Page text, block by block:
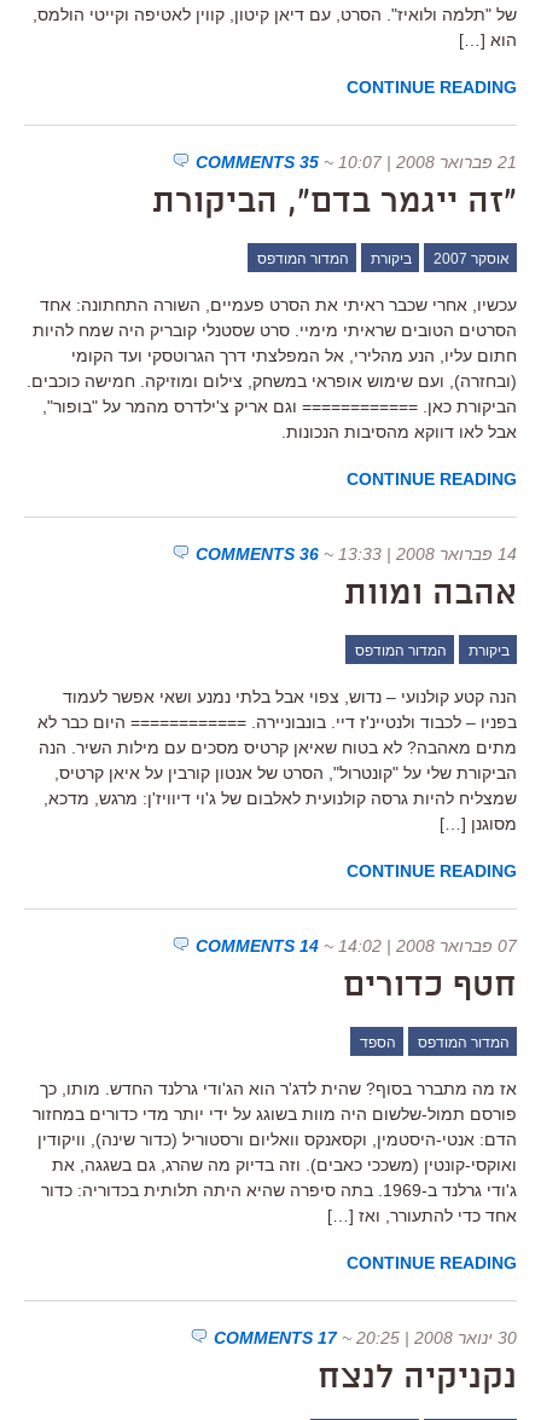
של "תלמה ולואיז". הסרט, עם דיאן קיטון, קווין לאטיפה וקייטי הולמס,
הוא […]
CONTINUE READING
21 פברואר 2008 | 10:07 ~
35 COMMENTS
"זה ייגמר בדם", הביקורת
אוסקר 2007 ביקורת המדור המודפס
עכשיו, אחרי שכבר ראיתי את הסרט פעמיים, השורה התחתונה: אחד
הסרטים הטובים שראיתי מימיי. סרט שסטנלי קובריק היה שמח להיות
חתום עליו, הנע מהלירי, אל המפלצתי דרך הגרוטסקי ועד הקומי
(ובחזרה), ועם שימוש אופראי במשחק, צילום ומוזיקה. חמישה כוכבים.
הביקורת כאן. ============ וגם אריק צ'ילדרס מהמר על "בופור",
אבל לאו דווקא מהסיבות הנכונות.
CONTINUE READING
14 פברואר 2008 | 13:33 ~
36 COMMENTS
אהבה ומוות
ביקורת המדור המודפס
הנה קטע קולנועי – נדוש, צפוי אבל בלתי נמנע ושאי אפשר לעמוד
בפניו – לכבוד ולנטיינ'ז דיי. בונבוניירה. ============ היום כבר לא
מתים מאהבה? לא בטוח שאיאן קרטיס מסכים עם מילות השיר. הנה
הביקורת שלי על "קונטרול", הסרט של אנטון קורבין על איאן קרטיס,
שמצליח להיות גרסה קולנועית לאלבום של ג'וי דיוויז'ן: מרגש, מדכא,
מסוגנן […]
CONTINUE READING
07 פברואר 2008 | 14:02 ~
14 COMMENTS
חטף כדורים
המדור המודפס הספד
אז מה מתברר בסוף? שהית לדג'ר הוא הג'ודי גרלנד החדש. מותו, כך
פורסם תמול-שלשום היה מוות בשוגג על ידי יותר מדי כדורים במחזור
הדם: אנטי-היסטמין, וקסאנקס וואליום ורסטוריל (כדור שינה), וויקודין
ואוקסי-קונטין (משככי כאבים). וזה בדיוק מה שהרג, גם בשגגה, את
ג'ודי גרלנד ב-1969. בתה סיפרה שהיא היתה תלותית בכדוריה: כדור
אחד כדי להתעורר, ואז […]
CONTINUE READING
30 ינואר 2008 | 20:25 ~
17 COMMENTS
נקניקיה לנצח